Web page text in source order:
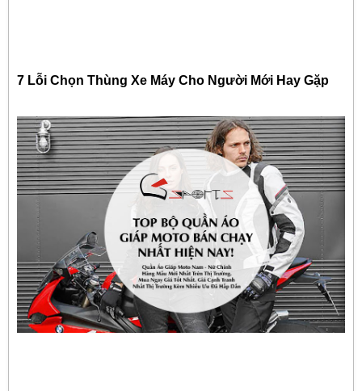
7 Lỗi Chọn Thùng Xe Máy Cho Người Mới Hay Gặp